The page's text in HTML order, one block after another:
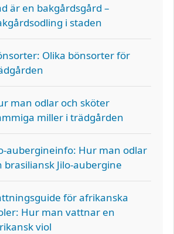
är en bakgårdsgård –
i staden
Olika bönsorter för
man odlar och sköter
miller i trädgården
aubergineinfo: Hur man odlar
brasiliansk Jilo-aubergine
för afrikanska
Hur man vattnar en
viol